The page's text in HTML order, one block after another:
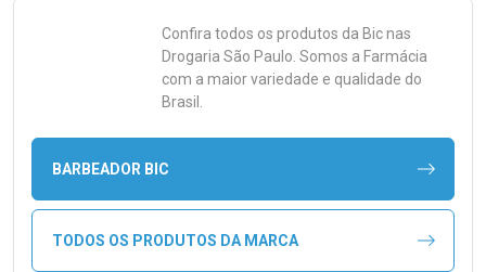
Confira todos os produtos da Bicnas
Drogaria São Paulo. Somos a Farmácia
com a maior variedade e qualidade do
Brasil.
BARBEADOR BIC
TODOS OS PRODUTOS DA MARCA